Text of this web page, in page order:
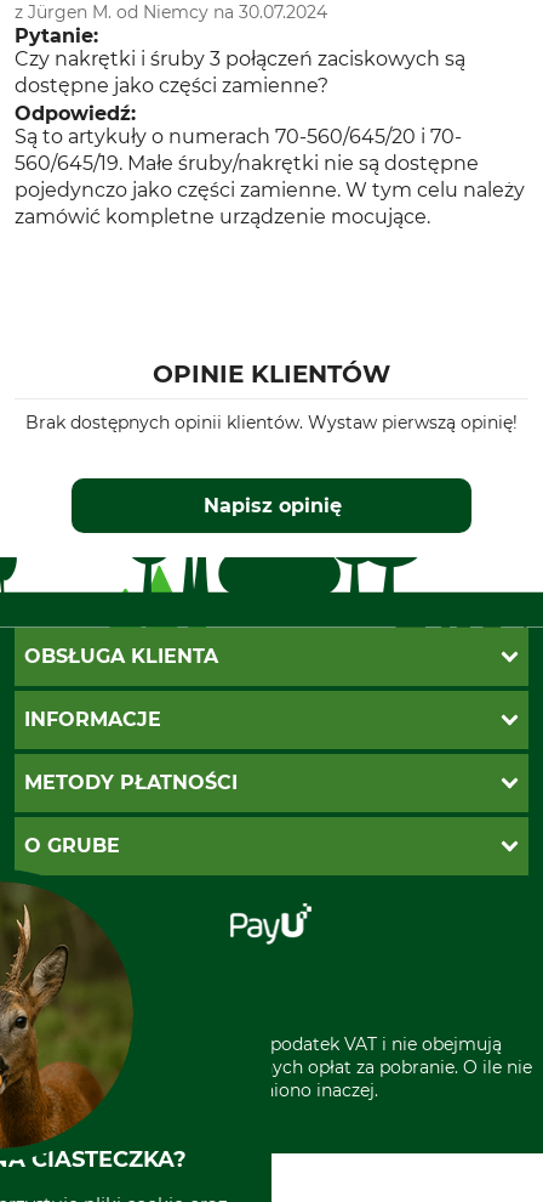
z Jürgen M. od Niemcy na 30.07.2024
Pytanie:
Czy nakrętki i śruby 3 połączeń zaciskowych są
dostępne jako części zamienne?
Odpowiedź:
Są to artykuły o numerach 70-560/645/20 i 70-
560/645/19. Małe śruby/nakrętki nie są dostępne
pojedynczo jako części zamienne. W tym celu należy
zamówić kompletne urządzenie mocujące.
OPINIE KLIENTÓW
Brak dostępnych opinii klientów. Wystaw pierwszą opinię!
Napisz opinię
OBSŁUGA KLIENTA
Katalogi Grube
Ustawienia plików cookie
INFORMACJE
Koszty dostawy
Klauzula RODO
Odstąpienie od zamówienia
METODY PŁATNOŚCI
PayU
Polecenie zapłaty SEPA
O GRUBE
Sklep stacjonarny
Kontakt
Grube w Europie
* Wszystkie ceny zawierają podatek VAT i nie obejmują
kosztów wysyłki lub ewentualnych opłat za pobranie. O ile nie
wyszczególniono inaczej.
CIASTECZKA?